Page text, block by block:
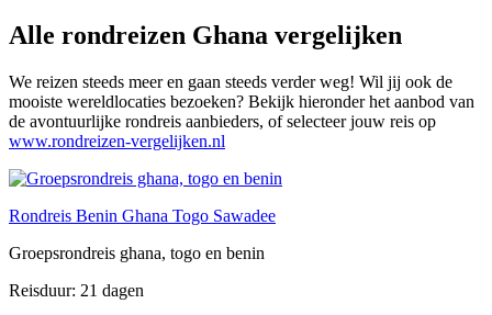
Alle rondreizen Ghana vergelijken
We reizen steeds meer en gaan steeds verder weg! Wil jij ook de
mooiste wereldlocaties bezoeken? Bekijk hieronder het aanbod van
de avontuurlijke rondreis aanbieders, of selecteer jouw reis op
www.rondreizen-vergelijken.nl
Rondreis Benin Ghana Togo Sawadee
Groepsrondreis ghana, togo en benin
Reisduur: 21 dagen